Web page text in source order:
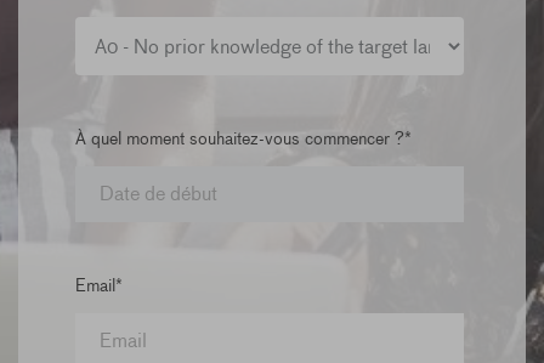
À quel moment souhaitez-vous commencer ?*
Email*